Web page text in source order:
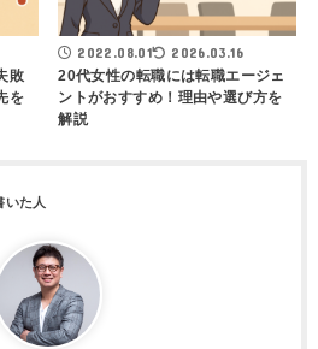
敗
を
2022.08.01 2026.03.16
20代女性の転職には転職エージェ
ントがおすすめ！理由や選び方を
解説